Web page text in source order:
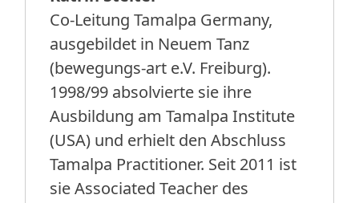
Co-Leitung Tamalpa Germany,
ausgebildet in Neuem Tanz
(bewegungs-art e.V. Freiburg).
1998/99 absolvierte sie ihre
Ausbildung am Tamalpa Institute
(USA) und erhielt den Abschluss
Tamalpa Practitioner. Seit 2011 ist
sie Associated Teacher des